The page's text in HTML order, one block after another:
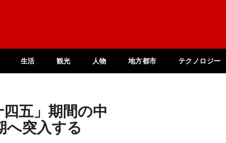
生活 観光 人物 地方都市 テクノロジー
五」期間の中
へ突入する